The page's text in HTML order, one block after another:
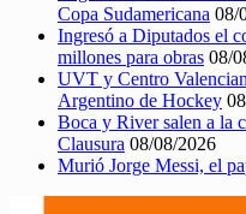
Copa Sudamericana 08/
Ingresó a Diputados el
millones para obras 08/
UVT y Centro
Argentino de Hockey
Boca y River salen a la
Clausura 08/08/2026
Murió Jorge Messi, el